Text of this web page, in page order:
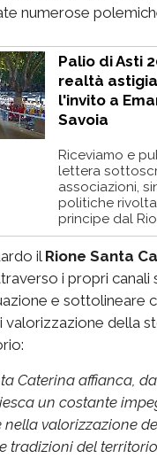
numerose
Palio di Asti
realtà
l'invito a
Savoia
Riceviamo e
lettera
associazioni,
politiche
principe dal
il Rione Santa
i propri canali
e sottolineare
della
Caterina affianca,
un costante
nella valorizzazione
tradizioni del